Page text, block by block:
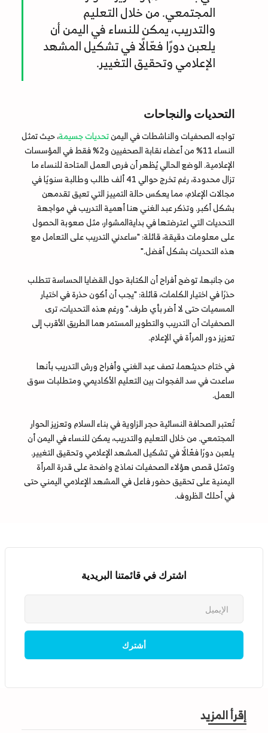
المجتمعي. من خلال التعليم
والتدريب، يمكن للنساء في اليمن أن
يلعبن دورًا فعّالًا في تشكيل المشهد
الإعلامي وتحقيق التغيير.
التحديات والنجاحات
تواجه الصحفيات والناشطات في اليمنتحديات جسيمة، حيث تمثل
النساء 11% من أعضاء نقابة الصحفيين و2% فقط في المؤسسات
الإعلامية. الوضع الحالي يُظهر أن فرص العمل المتاحة للنساء ما
تزال محدودة، رغم تخرج حوالي 41 ألف طالب وطالبة سنويًا في
مجالات الإعلام، مما يعكس حالة التمييز التي تعيق تقدمهن
بشكل أكبر. وتذكر عبد الغني هنا أهمية التدريب في مواجهة
التحديات التي اعترضتها في بدايةالمشوار، مثل صعوبة الحصول
على معلومات دقيقة، قائلة: "ساعدني التدريب على التعامل مع
هذه التحديات بشكل أفضل."
من جانبها، توضح أفراح أن الكتابة حول القضايا الحساسة تتطلب
حذرًا في اختيار الكلمات، قائلة: "يجب أن أكون حذرة في اختيار
المسميات حتى لا أضر بأي طرف." ورغم هذه التحديات، ترى
الصحفيات أن التدريب والتطوير المستمر هما الطريق الأقرب إلى
تعزيز دور المرأة في الإعلام.
في ختام حديثهما، تصف عبد الغني وأفراح ورش التدريب بأنها
ساعدت في سد الفجوات بين التعليم الأكاديمي ومتطلبات سوق
العمل.
تُعتبر الصحافة النسائية حجر الزاوية في بناء السلام وتعزيز الحوار
المجتمعي. من خلال التعليم والتدريب، يمكن للنساء في اليمن أن
يلعبن دورًا فعّالًا في تشكيل المشهد الإعلامي وتحقيق التغيير.
وتمثل قصص هؤلاء الصحفيات نماذج واضحة على قدرة المرأة
اليمنية على تحقيق حضور فاعل في المشهد الإعلامي اليمني حتى
في أحلك الظروف.
اشترك في قائمتنا البريدية
إقرأ المزيد